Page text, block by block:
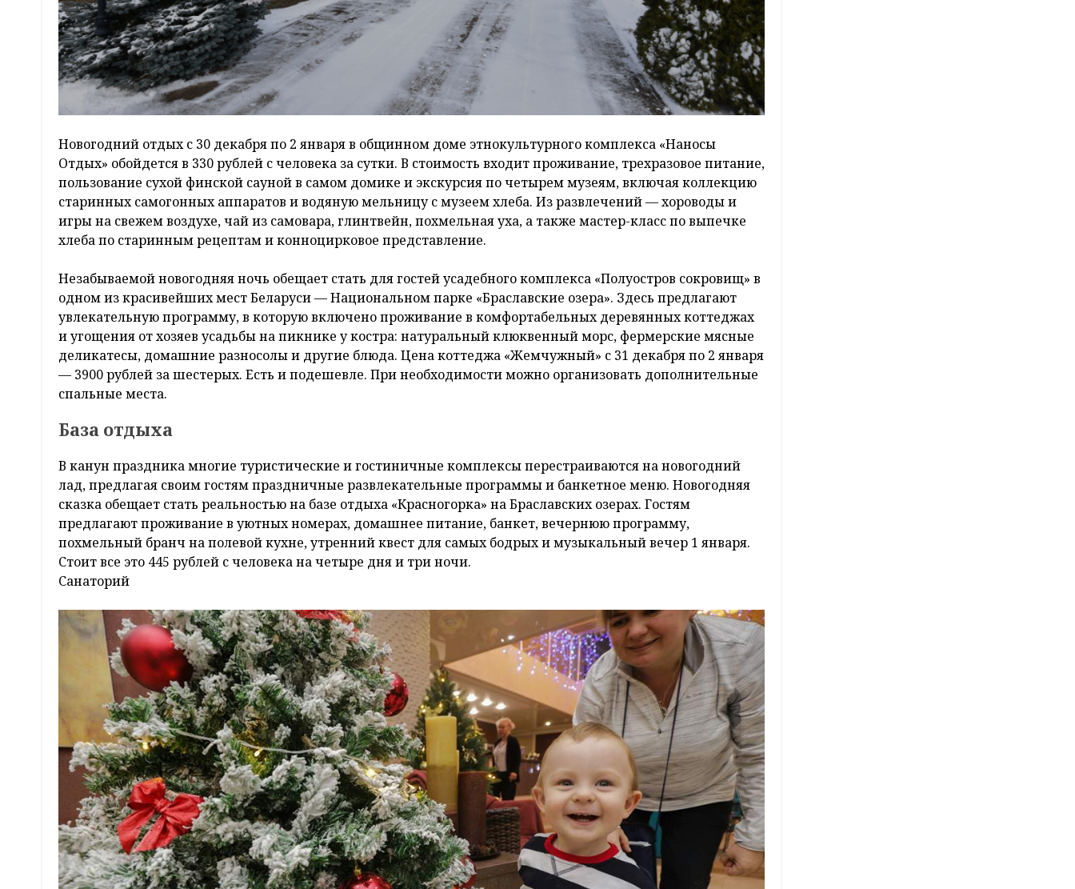
Новогодний отдых с 30 декабря по 2 января в общинном доме этнокультурного комплекса «Наносы
Отдых» обойдется в 330 рублей с человека за сутки. В стоимость входит проживание, трехразовое питание,
пользование сухой финской сауной в самом домике и экскурсия по четырем музеям, включая коллекцию
старинных самогонных аппаратов и водяную мельницу с музеем хлеба. Из развлечений — хороводы и
игры на свежем воздухе, чай из самовара, глинтвейн, похмельная уха, а также мастер-класс по выпечке
хлеба по старинным рецептам и конноцирковое представление.
Незабываемой новогодняя ночь обещает стать для гостей усадебного комплекса «Полуостров сокровищ» в
одном из красивейших мест Беларуси — Национальном парке «Браславские озера». Здесь предлагают
увлекательную программу, в которую включено проживание в комфортабельных деревянных коттеджах
и угощения от хозяев усадьбы на пикнике у костра: натуральный клюквенный морс, фермерские мясные
деликатесы, домашние разносолы и другие блюда. Цена коттеджа «Жемчужный» с 31 декабря по 2 января
— 3900 рублей за шестерых. Есть и подешевле. При необходимости можно организовать дополнительные
спальные места.
База отдыха
В канун праздника многие туристические и гостиничные комплексы перестраиваются на новогодний
лад, предлагая своим гостям праздничные развлекательные программы и банкетное меню. Новогодняя
сказка обещает стать реальностью на базе отдыха «Красногорка» на Браславских озерах. Гостям
предлагают проживание в уютных номерах, домашнее питание, банкет, вечернюю программу,
похмельный бранч на полевой кухне, утренний квест для самых бодрых и музыкальный вечер 1 января.
Стоит все это 445 рублей с человека на четыре дня и три ночи.
Санаторий